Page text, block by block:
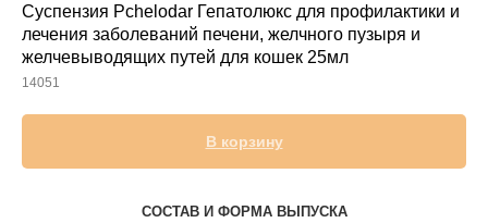
Суспензия Pchelodar Гепатолюкс для профилактики и
лечения заболеваний печени, желчного пузыря и
желчевыводящих путей для кошек 25мл
14051
В корзину
СОСТАВ И ФОРМА ВЫПУСКА